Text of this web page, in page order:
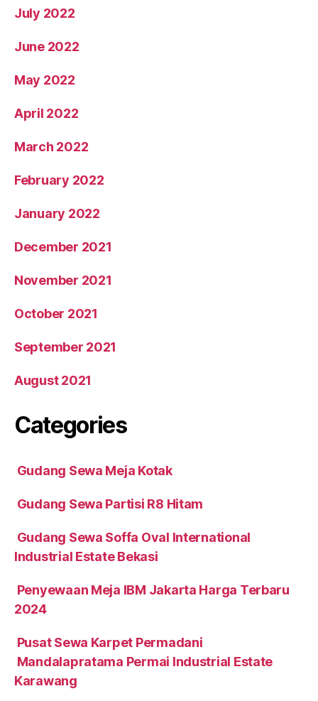
July 2022
June 2022
May 2022
April 2022
March 2022
February 2022
January 2022
December 2021
November 2021
October 2021
September 2021
August 2021
Categories
Gudang Sewa Meja Kotak
Gudang Sewa Partisi R8 Hitam
Gudang Sewa Soffa Oval International
Industrial Estate Bekasi
Penyewaan Meja IBM Jakarta Harga Terbaru
2024
Pusat Sewa Karpet Permadani
Mandalapratama Permai Industrial Estate
Karawang